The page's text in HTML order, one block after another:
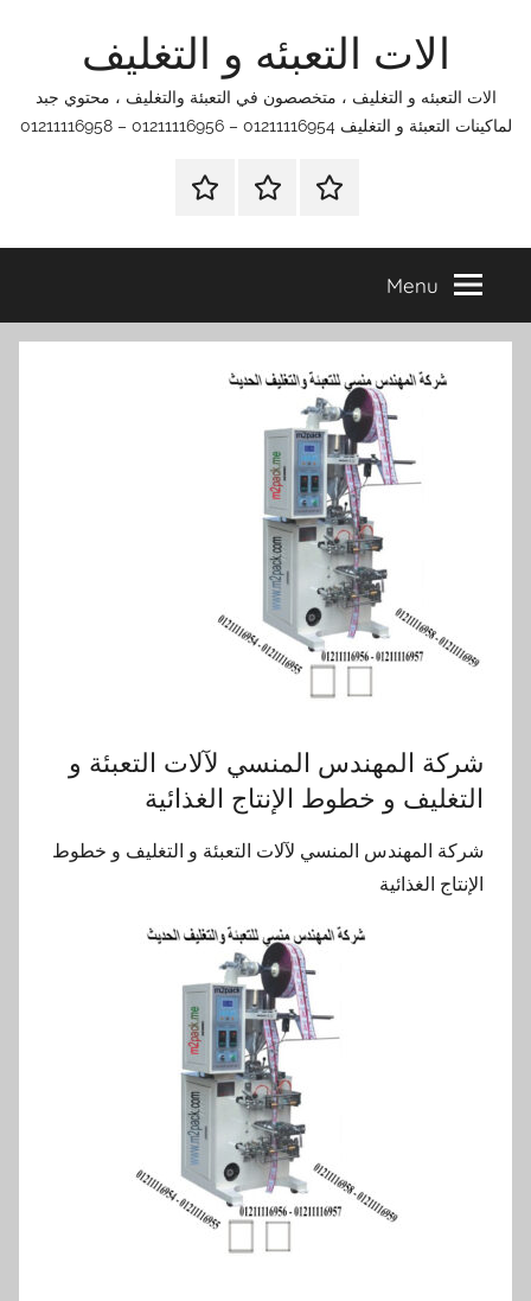
الات التعبئه و التغليف
الات التعبئه و التغليف ، متخصصون في التعبئة والتغليف ، محتوي جبد
لماكينات التعبئة و التغليف 01211116954 – 01211116956 – 01211116958
الرئيسيةاتصل
اتـصـل
في
التي
Menu
شركة المهندس المنسي لآلات التعبئة و
التغليف و خطوط الإنتاج الغذائية
شركة المهندس المنسي لآلات التعبئة و التغليف و خطوط
الإنتاج الغذائية